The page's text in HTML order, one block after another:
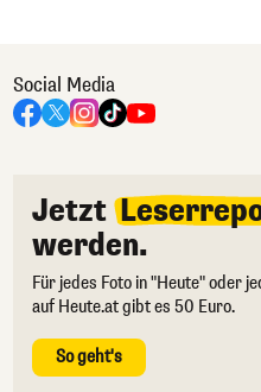
Social Media
Jetzt
werden.
Für jedes Foto in "Heute" oder
auf Heute.at gibt es 50 Euro.
So geht's